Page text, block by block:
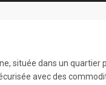
située dans un
avec des